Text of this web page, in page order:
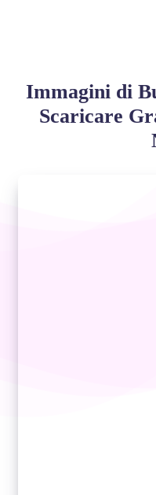
Immagini di
Scaricare